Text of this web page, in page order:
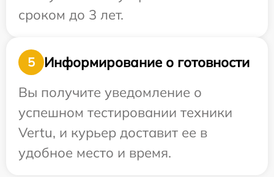
сроком до 3 лет.
5
Информирование о готовности
Вы получите уведомление о
успешном тестировании техники
Vertu, и курьер доставит ее в
удобное место и время.